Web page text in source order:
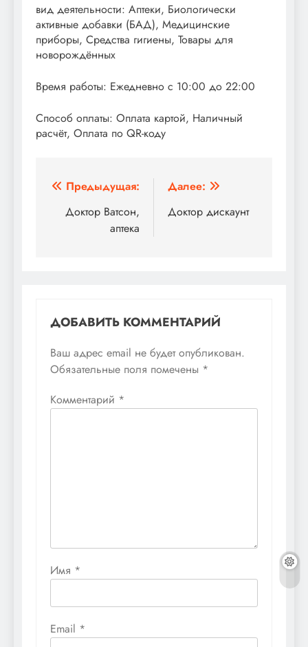
вид деятельности: Аптеки, Биологически
активные добавки (БАД), Медицинские
приборы, Средства гигиены, Товары для
новорождённых
Время работы: Ежедневно с 10:00 до 22:00
Способ оплаты: Оплата картой, Наличный
расчёт, Оплата по QR-коду
Навигация
по
записям
Предыдущая:
Доктор Ватсон,
аптека
Далее:
Доктор дискаунт
ДОБАВИТЬ КОММЕНТАРИЙ
Ваш адрес email не будет опубликован.
Обязательные поля помечены *
Комментарий *
Имя *
Email *